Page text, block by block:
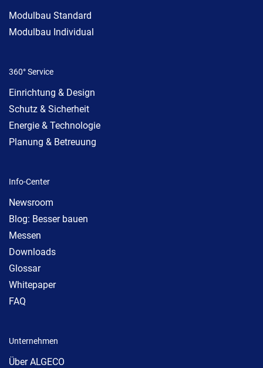
Modulbau Standard
Modulbau Individual
360° Service
Einrichtung & Design
Schutz & Sicherheit
Energie & Technologie
Planung & Betreuung
Info-Center
Newsroom
Blog: Besser bauen
Messen
Downloads
Glossar
Whitepaper
FAQ
Unternehmen
Über ALGECO